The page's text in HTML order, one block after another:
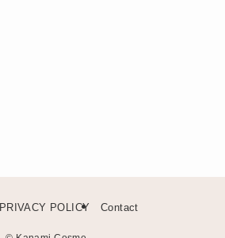
PRIVACY POLICY Contact